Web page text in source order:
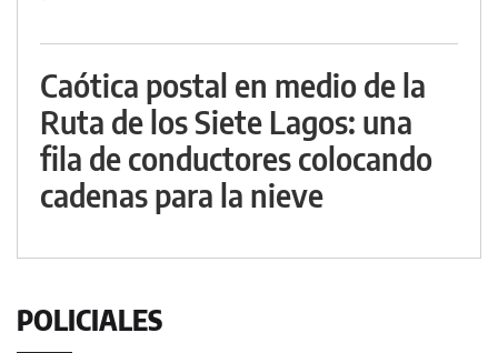
Caótica postal en medio de la
Ruta de los Siete Lagos: una
fila de conductores colocando
cadenas para la nieve
POLICIALES